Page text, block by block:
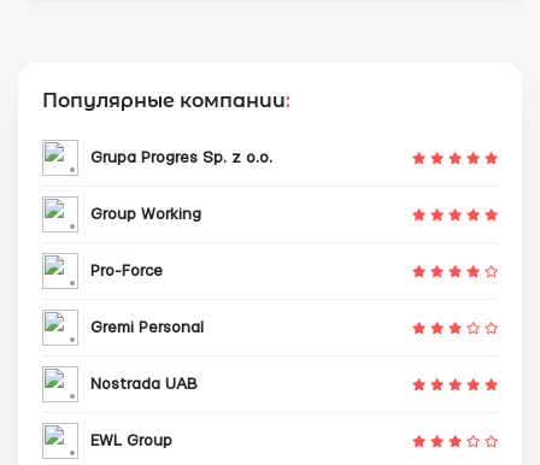
Популярные компании:
Grupa Progres Sp. z o.o.
Group Working
Pro-Force
Gremi Personal
Nostrada UAB
EWL Group